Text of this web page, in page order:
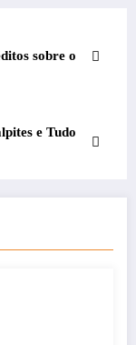
sobre o
e Tudo